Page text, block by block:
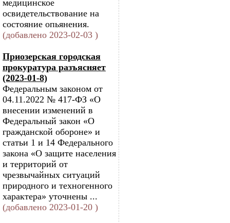
медицинское
освидетельствование на
состояние опьянения.
(добавлено 2023-02-03 )
Приозерская городская
прокуратура разъясняет
(2023-01-8)
Федеральным законом от
04.11.2022 № 417-ФЗ «О
внесении изменений в
Федеральный закон «О
гражданской обороне» и
статьи 1 и 14 Федерального
закона «О защите населения
и территорий от
чрезвычайных ситуаций
природного и техногенного
характера» уточнены ...
(добавлено 2023-01-20 )